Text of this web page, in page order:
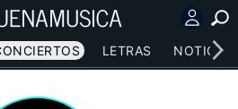
LETRAS NOTICIAS